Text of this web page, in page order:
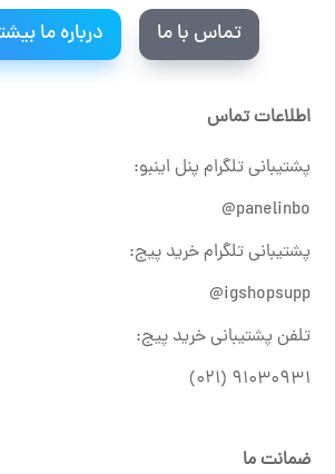
تماس با ما درباره ما
اطلاعات تماس
پشتیبانی تلگرام پنل اینبو:
panelinbo@
پشتیبانی تلگرام خرید پیج:
igshopsupp@
تلفن پشتیبانی خرید پیج:
۹۱۰۳۰۹۳۱ (۰۲۱)
ضمانت ما